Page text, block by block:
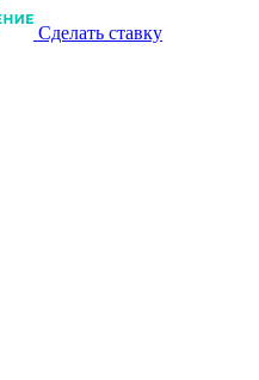
Сделать ставку